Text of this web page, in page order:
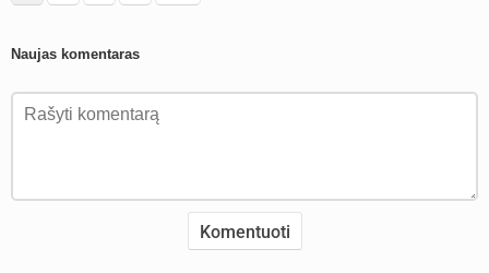
Naujas komentaras